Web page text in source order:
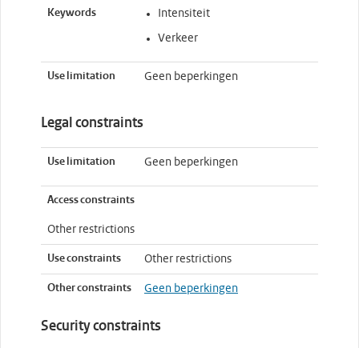
Keywords Intensiteit
Verkeer
Use limitation Geen beperkingen
Legal constraints
Use limitation Geen beperkingen
Access constraints
Other restrictions
Use constraints Other restrictions
Other constraints Geen beperkingen
Security constraints